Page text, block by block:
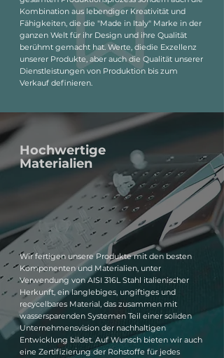
Kombination aus lebendiger Kreativität und
Fähigkeiten, die die "Made in Italy" Marke in der
ganzen Welt für ihr Design und ihre Qualität
berühmt gemacht hat. Werte, diedie Exzellenz
unserer Produkte, aber auch die Qualität unserer
Dienstleistungen von Produktion bis zum
Verkauf definieren.
Hochwertige
Materialien
Wir fertigen unsere Produkte mit den besten
Komponenten und Materialien, unter
Verwendung von AISI 316L Stahl italienischer
Herkunft, ein langlebiges, ungiftiges und
recycelbares Material, das zusammen mit
wassersparenden Systemen Teil einer soliden
Unternehmensvision der nachhaltigen
Entwicklung bildet. Auf Wunsch bieten wir auch
eine Zertifizierung der Rohstoffe für jedes